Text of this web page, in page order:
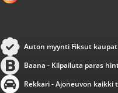
Auton myynti Fiksut kaupat
Baana - Kilpailuta paras
Rekkari - Ajoneuvon kaikki